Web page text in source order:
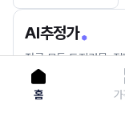
AI추정가
전국 모든 토지건물,
세요.
홈